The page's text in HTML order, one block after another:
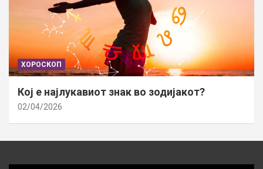
ХОРОСКОП
Кој е најлукавиот знак во зодијакот?
02/04/2026